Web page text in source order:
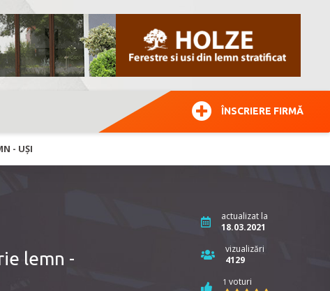
ÎNSCRIERE FIRMĂ
- UȘI
lemn -
actualizat la
18.03.2021
vizualizări
4129
1 voturi